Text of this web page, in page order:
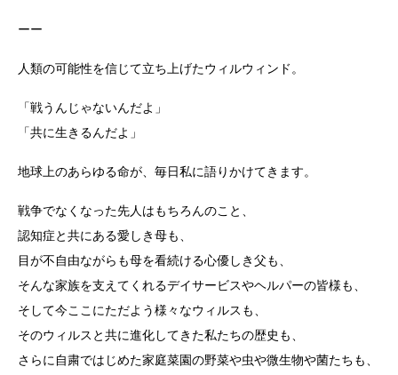
ーー
人類の可能性を信じて立ち上げたウィルウィンド。
「戦うんじゃないんだよ」
「共に生きるんだよ」
地球上のあらゆる命が、毎日私に語りかけてきます。
戦争でなくなった先人はもちろんのこと、
認知症と共にある愛しき母も、
目が不自由ながらも母を看続ける心優しき父も、
そんな家族を支えてくれるデイサービスやヘルパーの皆様も、
そして今ここにただよう様々なウィルスも、
そのウィルスと共に進化してきた私たちの歴史も、
さらに自粛ではじめた家庭菜園の野菜や虫や微生物や菌たちも、